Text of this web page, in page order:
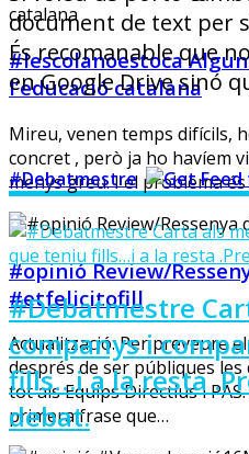
#lescolanoestoca
l’educació catalana
Mireu, venen temps difícils,
concret , però ja ho havíem
menys greu. I el problema
#opinió Review/
#etfelicitofill
Actualització: Per preveure el
després de ser públiques
tot als Equips Directius i
primera frase que…
document de text per
És recomanable que
en Google Drive sinó
#Debatmestre
#Debatmestre
companys i
fills…i a la resta
debat.